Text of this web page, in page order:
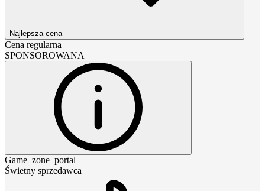
Najlepsza cena
Cena regularna
SPONSOROWANA
Game_zone_portal
Świetny sprzedawca